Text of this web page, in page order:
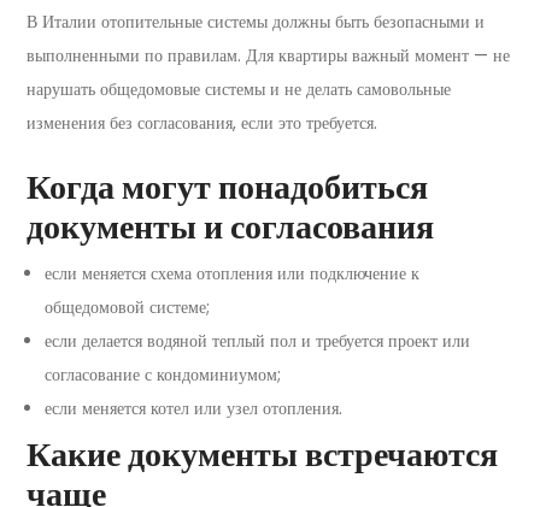
В Италии отопительные системы должны быть безопасными и
выполненными по правилам. Для квартиры важный момент — не
нарушать общедомовые системы и не делать самовольные
изменения без согласования, если это требуется.
Когда могут понадобиться
документы и согласования
если меняется схема отопления или подключение к
общедомовой системе;
если делается водяной теплый пол и требуется проект или
согласование с кондоминиумом;
если меняется котел или узел отопления.
Какие документы встречаются
чаще